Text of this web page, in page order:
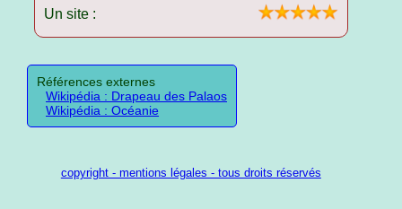
Un site :
Références externes
Wikipédia : Drapeau des Palaos
Wikipédia : Océanie
copyright - mentions légales - tous droits réservés